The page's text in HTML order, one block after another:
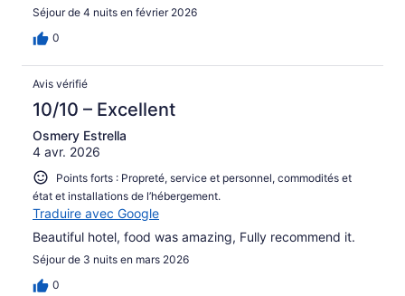
Séjour de 4 nuits en février 2026
0
Avis vérifié
10/10 – Excellent
Osmery Estrella
4 avr. 2026
Points forts : Propreté, service et personnel, commodités et
état et installations de l’hébergement.
Traduire avec Google
Beautiful hotel, food was amazing, Fully recommend it.
Séjour de 3 nuits en mars 2026
0